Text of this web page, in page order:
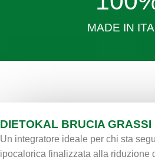
MADE IN
DIETOKAL BRUCIA GRASSI
Un integratore ideale per chi sta
ipocalorica finalizzata alla riduzione